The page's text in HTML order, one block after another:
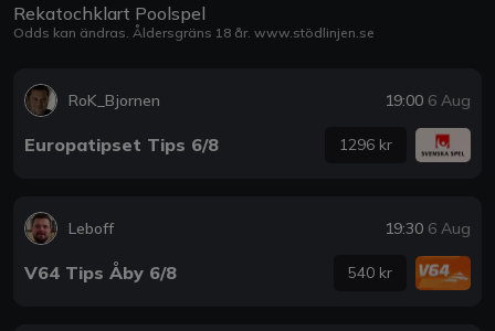
Rekatochklart Poolspel
Odds kan ändras. Åldersgräns 18 år. www.stödlinjen.se
RoK_Bjornen 19:00 6 Aug
Europatipset Tips 6/8 1296 kr
Leboff 19:30 6 Aug
V64 Tips Åby 6/8 540 kr